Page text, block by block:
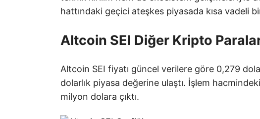
hattındaki geçici ateşkes piyasada kısa vadeli
Altcoin SEI Diğer Kripto
Altcoin SEI fiyatı güncel verilere göre 0,279
dolarlık piyasa değerine ulaştı. İşlem
milyon dolara çıktı.